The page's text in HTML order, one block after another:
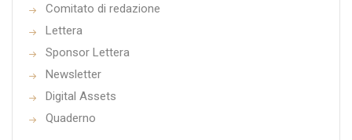
Comitato di redazione
Lettera
Sponsor Lettera
Newsletter
Digital Assets
Quaderno